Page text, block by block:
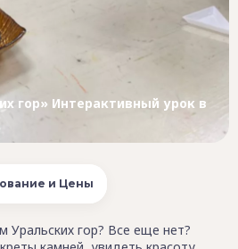
гор» Интерактивный урок в
и Цены
Уральских гор? Все еще нет?